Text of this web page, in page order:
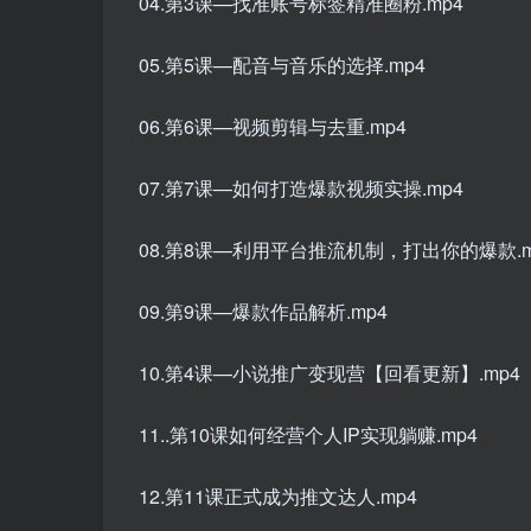
05.第5课—配音与音乐的选择.mp4
06.第6课—视频剪辑与去重.mp4
07.第7课—如何打造爆款视频实操.mp4
08.第8课—利用平台推流机制，打出你的爆款
09.第9课—爆款作品解析.mp4
10.第4课—小说推广变现营【回看更新】.mp4
11..第10课如何经营个人IP实现躺赚.mp4
12.第11课正式成为推文达人.mp4